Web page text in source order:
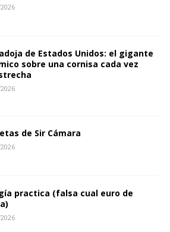
de Estados Unidos: el gigante
sobre una cornisa cada vez
de Sir Cámara
practica (falsa cual euro de